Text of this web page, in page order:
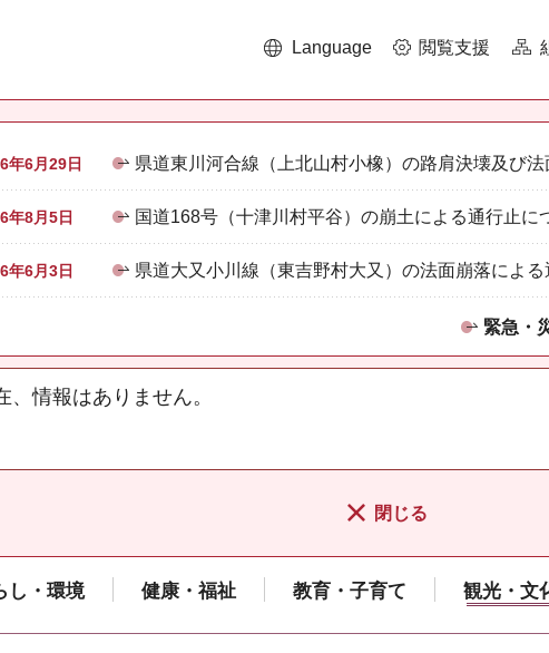
Language 閲覧支援
年6月29日 県道東川河合線（上北山村小橡）の路肩決壊及び
年8月5日 国道168号（十津川村平谷）の崩土による通行止に
年6月3日 県道大又小川線（東吉野村大又）の法面崩落による
緊急・
、情報はありません。
閉じる
し・環境 健康・福祉 教育・子育て 観光・文